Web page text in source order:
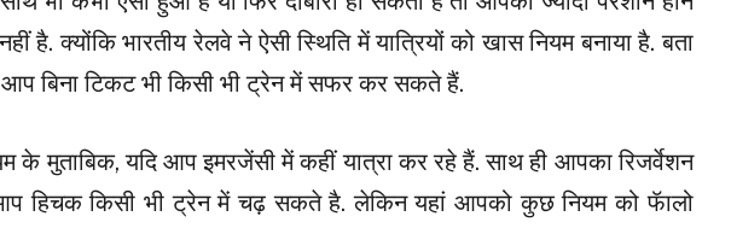
है. क्योंकि भारतीय रेलवे ने ऐसी स्थिति में यात्रियों को खास नियम बनाया है. बता
बिना टिकट भी किसी भी ट्रेन में सफर कर सकते हैं.
के मुताबिक, यदि आप इमरजेंसी में कहीं यात्रा कर रहे हैं. साथ ही आपका रिजर्वेशन
हिचक किसी भी ट्रेन में चढ़ सकते है. लेकिन यहां आपको कुछ नियम को फॅालो